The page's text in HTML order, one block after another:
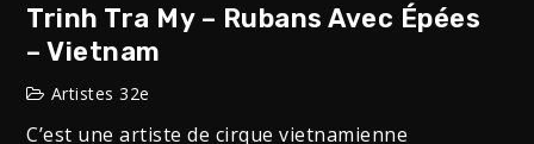
Trinh Tra My – Rubans Avec Épées
– Vietnam
Artistes 32e
C’est une artiste de cirque vietnamienne